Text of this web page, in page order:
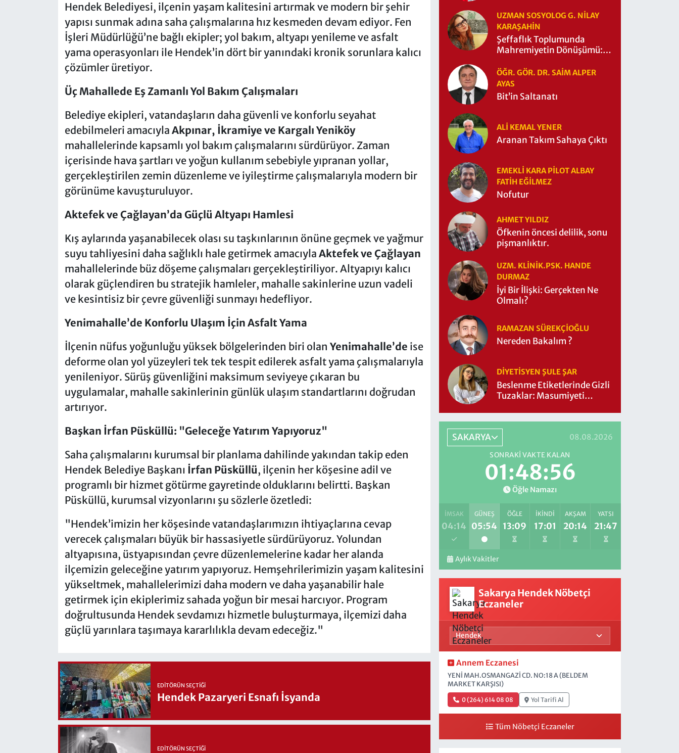
Hendek Belediyesi, ilçenin yaşam kalitesini artırmak ve modern bir şehir
yapısı sunmak adına saha çalışmalarına hız kesmeden devam ediyor. Fen
İşleri Müdürlüğü’ne bağlı ekipler; yol bakım, altyapı yenileme ve asfalt
yama operasyonları ile Hendek’in dört bir yanındaki kronik sorunlara kalıcı
çözümler üretiyor.
Üç Mahallede Eş Zamanlı Yol Bakım Çalışmaları
Belediye ekipleri, vatandaşların daha güvenli ve konforlu seyahat
edebilmeleri amacıyla Akpınar, İkramiye ve Kargalı Yeniköy
mahallelerinde kapsamlı yol bakım çalışmalarını sürdürüyor. Zaman
içerisinde hava şartları ve yoğun kullanım sebebiyle yıpranan yollar,
gerçekleştirilen zemin düzenleme ve iyileştirme çalışmalarıyla modern bir
görünüme kavuşturuluyor.
Aktefek ve Çağlayan’da Güçlü Altyapı Hamlesi
Kış aylarında yaşanabilecek olası su taşkınlarının önüne geçmek ve yağmur
suyu tahliyesini daha sağlıklı hale getirmek amacıyla Aktefek ve Çağlayan
mahallelerinde büz döşeme çalışmaları gerçekleştiriliyor. Altyapıyı kalıcı
olarak güçlendiren bu stratejik hamleler, mahalle sakinlerine uzun vadeli
ve kesintisiz bir çevre güvenliği sunmayı hedefliyor.
Yenimahalle’de Konforlu Ulaşım İçin Asfalt Yama
İlçenin nüfus yoğunluğu yüksek bölgelerinden biri olan Yenimahalle’de ise
deforme olan yol yüzeyleri tek tek tespit edilerek asfalt yama çalışmalarıyla
yenileniyor. Sürüş güvenliğini maksimum seviyeye çıkaran bu
uygulamalar, mahalle sakinlerinin günlük ulaşım standartlarını doğrudan
artırıyor.
Başkan İrfan Püsküllü: "Geleceğe Yatırım Yapıyoruz"
Saha çalışmalarını kurumsal bir planlama dahilinde yakından takip eden
Hendek Belediye Başkanı İrfan Püsküllü, ilçenin her köşesine adil ve
programlı bir hizmet götürme gayretinde olduklarını belirtti. Başkan
Püsküllü, kurumsal vizyonlarını şu sözlerle özetledi:
"Hendek’imizin her köşesinde vatandaşlarımızın ihtiyaçlarına cevap
verecek çalışmaları büyük bir hassasiyetle sürdürüyoruz. Yolundan
altyapısına, üstyapısından çevre düzenlemelerine kadar her alanda
ilçemizin geleceğine yatırım yapıyoruz. Hemşehrilerimizin yaşam kalitesini
yükseltmek, mahallelerimizi daha modern ve daha yaşanabilir hale
getirmek için ekiplerimiz sahada yoğun bir mesai harcıyor. Program
doğrultusunda Hendek sevdamızı hizmetle buluşturmaya, ilçemizi daha
güçlü yarınlara taşımaya kararlılıkla devam edeceğiz."
EDITÖRÜN SEÇTIĞI
Hendek Pazaryeri Esnafı İsyanda
EDITÖRÜN SEÇTIĞI
UZMAN SOSYOLOG G. NILAY
KARAŞAHİN
Şeffaflık Toplumunda
Mahremiyetin Dönüşümü:
Zaman Yıkıldı?
ÖĞR. GÖR. DR. SAIM ALPER
AYAS
Bit’in Saltanatı
ALI KEMAL YENER
Aranan Takım Sahaya Çıktı
EMEKLI KARA PILOT ALBAY
FATIH EĞİLMEZ
Nofutur
AHMET YILDIZ
Öfkenin öncesi delilik, sonu
pişmanlıktır.
UZM. KLINIK.PSK. HANDE
DURMAZ
İyi Bir İlişki: Gerçekten Ne
Olmalı?
RAMAZAN SÜREKÇIOĞLU
Nereden Bakalım ?
DIYETISYEN ŞULE ŞAR
Beslenme Etiketlerinde Gizli
Tuzaklar: Masumiyeti
SAKARYA 08.08.2026
SONRAKI VAKTE KALAN
01:48:55
Öğle Namazı
İMSAK
04:14
GÜNEŞ
05:54
ÖĞLE
13:09
İKINDI
17:01
AKŞAM
20:14
YATSI
21:47
Aylık Vakitler
Sakarya Hendek Nöbetçi
Eczaneler
Annem Eczanesi
YENİ MAH.OSMANGAZİ CD. NO:18 A (BELDEM
MARKET KARŞISI)
0 (264) 614 08 08 Yol Tarifi Al
Tüm Nöbetçi Eczaneler